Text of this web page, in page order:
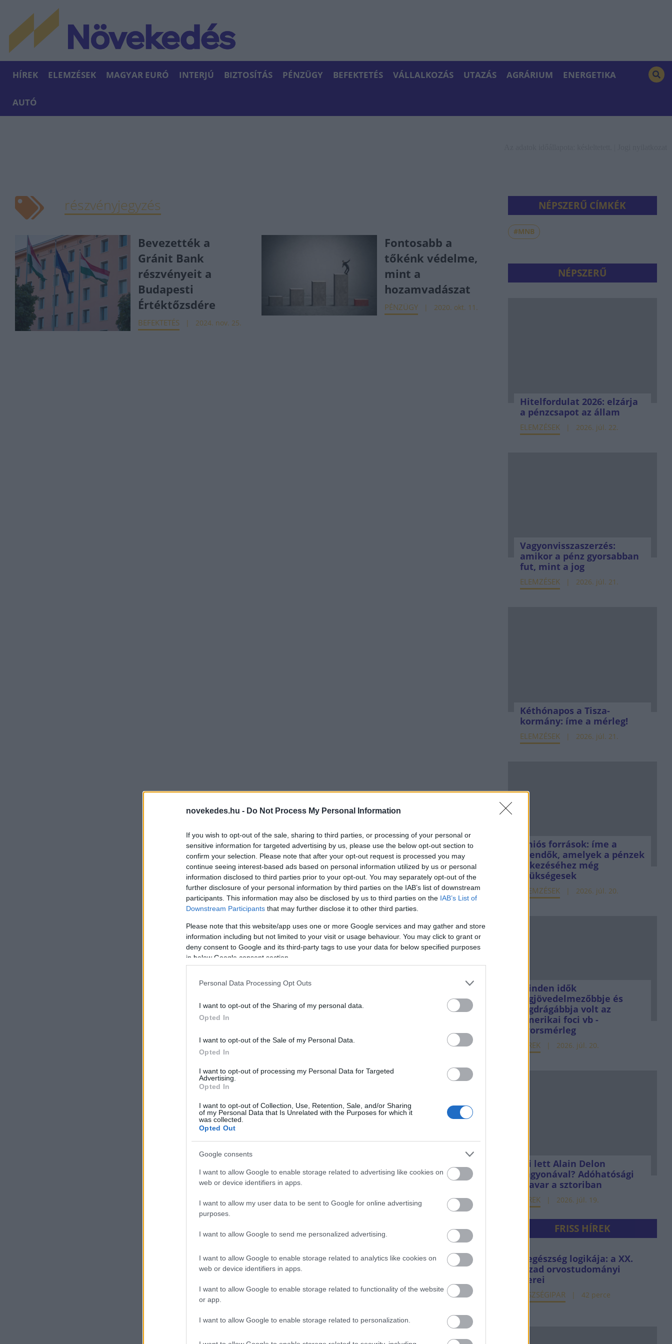
novekedes.hu - Do Not Process My Personal Information
If you wish to opt-out of the sale, sharing to third parties, or processing of your personal or
sensitive information for targeted advertising by us, please use the below opt-out section to
confirm your selection. Please note that after your opt-out request is processed you may
continue seeing interest-based ads based on personal information utilized by us or personal
information disclosed to third parties prior to your opt-out. You may separately opt-out of the
further disclosure of your personal information by third parties on the IAB’s list of downstream
participants. This information may also be disclosed by us to third parties on the IAB’s List of
Downstream Participants that may further disclose it to other third parties.
Please note that this website/app uses one or more Google services and may gather and store
information including but not limited to your visit or usage behaviour. You may click to grant or
deny consent to Google and its third-party tags to use your data for below specified purposes
in below Google consent section.
Personal Data Processing Opt Outs
I want to opt-out of the Sharing of my personal data.
Opted In
I want to opt-out of the Sale of my Personal Data.
Opted In
I want to opt-out of processing my Personal Data for Targeted
Advertising.
Opted In
I want to opt-out of Collection, Use, Retention, Sale, and/or Sharing
of my Personal Data that Is Unrelated with the Purposes for which it
was collected.
Opted Out
Google consents
I want to allow Google to enable storage related to advertising like cookies on
web or device identifiers in apps.
I want to allow my user data to be sent to Google for online advertising
purposes.
I want to allow Google to send me personalized advertising.
I want to allow Google to enable storage related to analytics like cookies on
web or device identifiers in apps.
I want to allow Google to enable storage related to functionality of the website
or app.
I want to allow Google to enable storage related to personalization.
HÍREK ELEMZÉSEK MAGYAR EURÓ INTERJÚ BIZTOSÍTÁS PÉNZÜGY BEFEKTETÉS VÁLLALKOZÁS UTAZÁS AGRÁRIUM ENERGETIKA
AUTÓ
részvényjegyzés
Bevezették a
Gránit Bank
részvényeit a
Budapesti
Értéktőzsdére
BEFEKTETÉS 2024. nov. 25.
Fontosabb a
tőkénk védelme,
mint a
hozamvadászat
PÉNZÜGY 2020. okt. 11.
NÉPSZERŰ CÍMKÉK
#MNB
NÉPSZERŰ
Hitelfordulat 2026: elzárja
a pénzcsapot az állam
ELEMZÉSEK 2026. júl. 22.
Vagyonvisszaszerzés:
amikor a pénz gyorsabban
fut, mint a jog
ELEMZÉSEK 2026. júl. 21.
Kéthónapos a Tisza-
kormány: íme a mérleg!
ELEMZÉSEK 2026. júl. 21.
Uniós források: íme a
teendők, amelyek a pénzek
érkezéséhez még
szükségesek
ELEMZÉSEK 2026. júl. 20.
Minden idők
legjövedelmezőbbje és
legdrágábbja volt az
amerikai foci vb -
gyorsmérleg
HÍREK 2026. júl. 20.
Mi lett Alain Delon
vagyonával? Adóhatósági
csavar a sztoriban
HÍREK 2026. júl. 19.
FRISS HÍREK
Az egészség logikája: a XX.
század orvostudományi
sikerei
EGÉSZSÉGIPAR 42 perce